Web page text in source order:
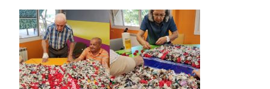
Centres
Ajuts
Contacte
Blog